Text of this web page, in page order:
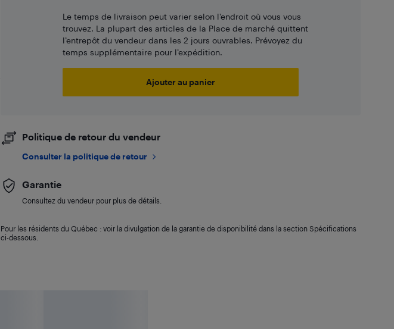
Le temps de livraison peut varier selon l'endroit où vous vous
trouvez. La plupart des articles de la Place de marché quittent
l’entrepôt du vendeur dans les 2 jours ouvrables. Prévoyez du
temps supplémentaire pour l’expédition.
Ajouter au panier
Politique de retour du vendeur
Consulter la politique de retour
Garantie
Consultez du vendeur pour plus de détails.
Pour les résidents du Québec : voir la divulgation de la garantie de disponibilité dans la section Spécifications
ci-dessous.